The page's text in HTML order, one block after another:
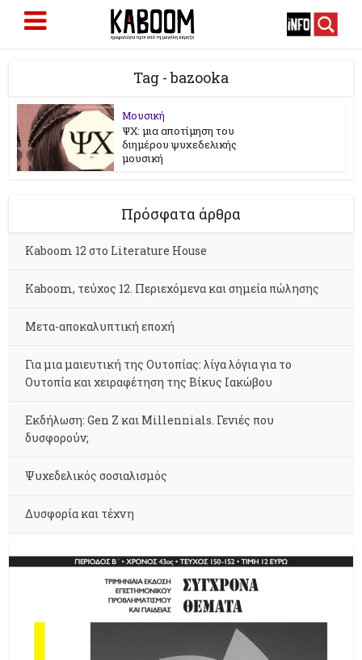
Tag - bazooka
Μουσική
ΨΧ: μια αποτίμηση του
διημέρου ψυχεδελικής
μουσική
Πρόσφατα άρθρα
Kaboom 12 στο Literature House
Kaboom, τεύχος 12. Περιεχόμενα και σημεία πώλησης
Μετα-αποκαλυπτική εποχή
Για μια μαιευτική της Ουτοπίας: λίγα λόγια για το
Ουτοπία και χειραφέτηση της Βίκυς Ιακώβου
Εκδήλωση: Gen Z και Millennials. Γενιές που
δυσφορούν;
Ψυχεδελικός σοσιαλισμός
Δυσφορία και τέχνη